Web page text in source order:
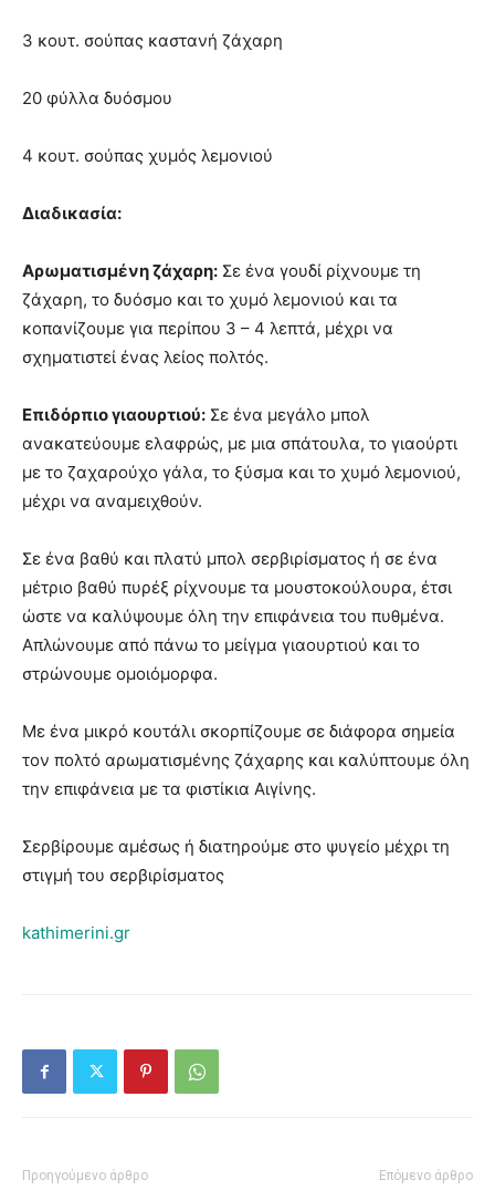
3 κουτ. σούπας καστανή ζάχαρη
20 φύλλα δυόσμου
4 κουτ. σούπας χυμός λεμονιού
Διαδικασία:
Αρωματισμένη ζάχαρη: Σε ένα γουδί ρίχνουμε τη
ζάχαρη, το δυόσμο και το χυμό λεμονιού και τα
κοπανίζουμε για περίπου 3 – 4 λεπτά, μέχρι να
σχηματιστεί ένας λείος πολτός.
Επιδόρπιο γιαουρτιού: Σε ένα μεγάλο μπολ
ανακατεύουμε ελαφρώς, με μια σπάτουλα, το γιαούρτι
με το ζαχαρούχο γάλα, το ξύσμα και το χυμό λεμονιού,
μέχρι να αναμειχθούν.
Σε ένα βαθύ και πλατύ μπολ σερβιρίσματος ή σε ένα
μέτριο βαθύ πυρέξ ρίχνουμε τα μουστοκούλουρα, έτσι
ώστε να καλύψουμε όλη την επιφάνεια του πυθμένα.
Απλώνουμε από πάνω το μείγμα γιαουρτιού και το
στρώνουμε ομοιόμορφα.
Με ένα μικρό κουτάλι σκορπίζουμε σε διάφορα σημεία
τον πολτό αρωματισμένης ζάχαρης και καλύπτουμε όλη
την επιφάνεια με τα φιστίκια Αιγίνης.
Σερβίρουμε αμέσως ή διατηρούμε στο ψυγείο μέχρι τη
στιγμή του σερβιρίσματος
kathimerini.gr
Προηγούμενο άρθρο Επόμενο άρθρο